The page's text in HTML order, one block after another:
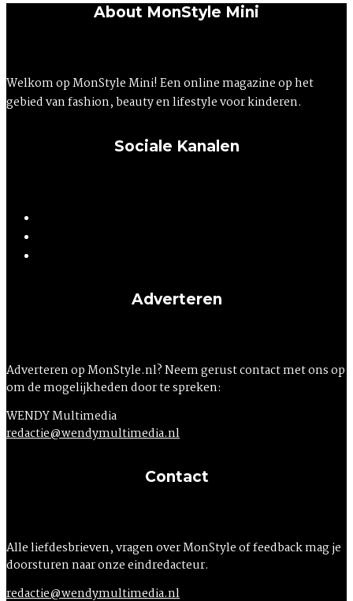
About MonStyle Mini
Welkom op MonStyle Mini! Een online magazine op het
gebied van fashion, beauty en lifestyle voor kinderen.
Sociale Kanalen
Adverteren
Adverteren op MonStyle.nl? Neem gerust contact met ons op
om de mogelijkheden door te spreken:
WENDY Multimedia
redactie@wendymultimedia.nl
Contact
Alle liefdesbrieven, vragen over MonStyle of feedback mag je
doorsturen naar onze eindredacteur.
redactie@wendymultimedia.nl